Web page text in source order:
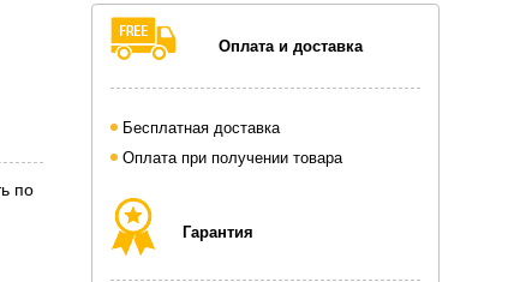
по
Оплата и доставка
Бесплатная доставка
Оплата при получении товара
Гарантия